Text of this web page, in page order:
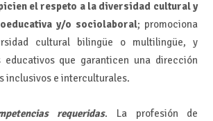
el respeto a la diversidad cultural y
y/o sociolaboral; promociona
cultural bilingüe o multilingüe, y
educativos que garanticen una dirección
inclusivos e interculturales.
requeridas. La profesión de